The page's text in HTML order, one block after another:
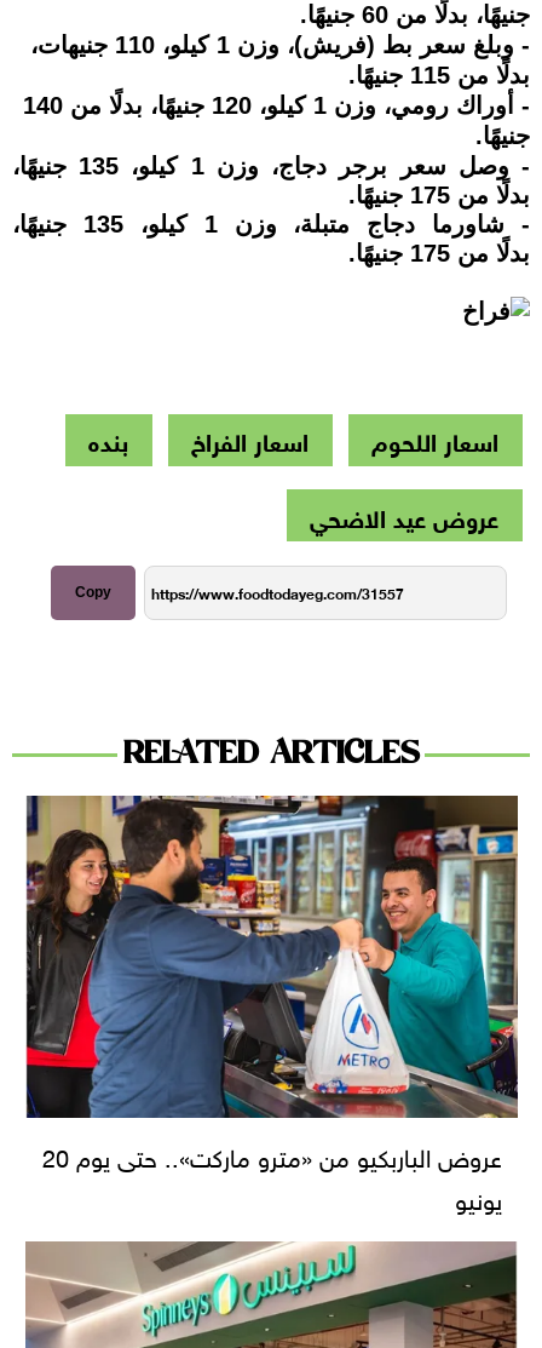
جنيهًا، بدلًا من 60 جنيهًا.
- وبلغ سعر بط (فريش)، وزن 1 كيلو، 110 جنيهات،
بدلًا من 115 جنيهًا.
- أوراك رومي، وزن 1 كيلو، 120 جنيهًا، بدلًا من 140
جنيهًا.
- وصل سعر برجر دجاج، وزن 1 كيلو، 135 جنيهًا،
بدلًا من 175 جنيهًا.
- شاورما دجاج متبلة، وزن 1 كيلو، 135 جنيهًا،
بدلًا من 175 جنيهًا.
اسعار اللحوم اسعار الفراخ
بنده
عروض عيد الاضحي
Copy
RELATED ARTICLES
عروض الباربكيو من «مترو ماركت».. حتى يوم 20
يونيو